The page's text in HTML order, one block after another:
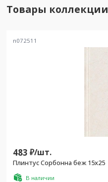
Товары коллекции
n072511
483 ₽/шт.
Плинтус Сорбонна беж 15x25
В наличии